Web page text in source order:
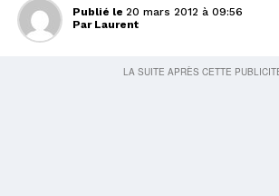
Publié le 20 mars 2012 à 09:56
Par Laurent